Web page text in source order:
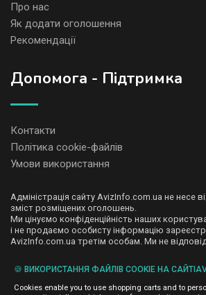
Про нас
Як додати оголошення
Рекомендації
Допомога - Підтримка
Контакти
Політика cookie-файлів
Умови використання
Адміністрація сайту AvizInfo.com.ua не несе
зміст розміщених оголошень.
Ми цінуємо конфіденційність наших
і не продаємо особисту інформацію
AvizInfo.com.ua третім особам. Ми не
деяких сторінках нашого сайту
Adsense Advertising Network. Щоб дізнатися
правила конфіденційності Google
🍪 ВИКОРИСТАННЯ ФАЙЛІВ COOKIE НА
Cookies enable you to use shopping carts and to